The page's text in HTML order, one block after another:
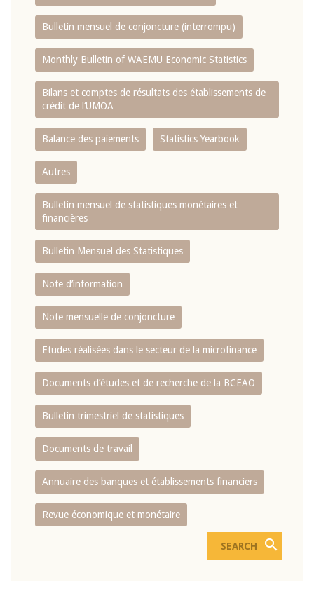
Bulletin mensuel de conjoncture (interrompu)
Monthly Bulletin of WAEMU Economic Statistics
Bilans et comptes de résultats des établissements de
crédit de l‘UMOA
Balance des paiements Statistics Yearbook
Autres
Bulletin mensuel de statistiques monétaires et
financières
Bulletin Mensuel des Statistiques
Note d’information
Note mensuelle de conjoncture
Etudes réalisées dans le secteur de la microfinance
Documents d’études et de recherche de la BCEAO
Bulletin trimestriel de statistiques
Documents de travail
Annuaire des banques et établissements financiers
Revue économique et monétaire